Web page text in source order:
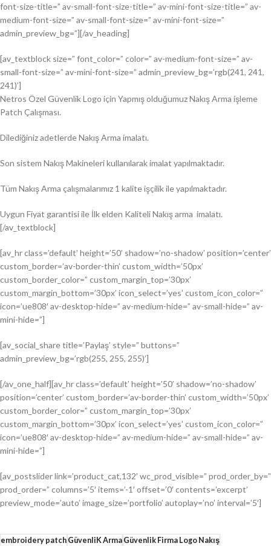
font-size-title=” av-small-font-size-title=” av-mini-font-size-title=” av-
medium-font-size=” av-small-font-size=” av-mini-font-size=”
admin_preview_bg=”][/av_heading]
[av_textblock size=” font_color=” color=” av-medium-font-size=” av-
small-font-size=” av-mini-font-size=” admin_preview_bg=’rgb(241, 241,
241)’]
Netros Özel Güvenlik Logo için Yapmış olduğumuz Nakış Arma işleme
Patch Çalışması.
Dilediğiniz adetlerde Nakış Arma imalatı.
Son sistem Nakış Makineleri kullanılarak imalat yapılmaktadır.
Tüm Nakış Arma çalışmalarımız 1 kalite işçilik ile yapılmaktadır.
Uygun Fiyat garantisi ile İlk elden Kaliteli Nakış arma imalatı.
[/av_textblock]
[av_hr class=’default’ height=’50’ shadow=’no-shadow’ position=’center’
custom_border=’av-border-thin’ custom_width=’50px’
custom_border_color=” custom_margin_top=’30px’
custom_margin_bottom=’30px’ icon_select=’yes’ custom_icon_color=”
icon=’ue808′ av-desktop-hide=” av-medium-hide=” av-small-hide=” av-
mini-hide=”]
[av_social_share title=’Paylaş’ style=” buttons=”
admin_preview_bg=’rgb(255, 255, 255)’]
[/av_one_half][av_hr class=’default’ height=’50’ shadow=’no-shadow’
position=’center’ custom_border=’av-border-thin’ custom_width=’50px’
custom_border_color=” custom_margin_top=’30px’
custom_margin_bottom=’30px’ icon_select=’yes’ custom_icon_color=”
icon=’ue808′ av-desktop-hide=” av-medium-hide=” av-small-hide=” av-
mini-hide=”]
[av_postslider link=’product_cat,132′ wc_prod_visible=” prod_order_by=”
prod_order=” columns=’5′ items=’-1′ offset=’0′ contents=’excerpt’
preview_mode=’auto’ image_size=’portfolio’ autoplay=’no’ interval=’5′]
embroidery patchGüvenliK ArmaGüvenlik Firma Logo Nakış